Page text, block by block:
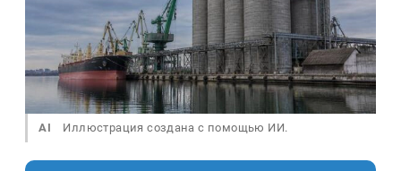
AI Иллюстрация создана с помощью ИИ.